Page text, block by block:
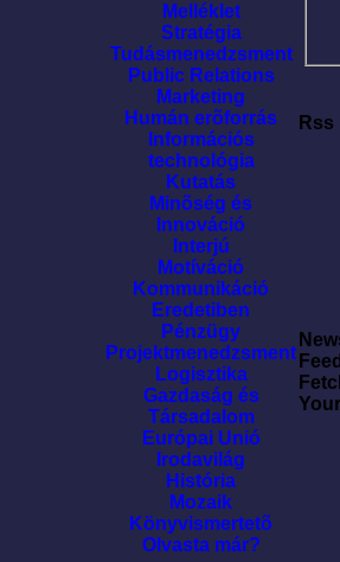
Melléklet
Stratégia
Tudásmenedzsment
Public Relations
Marketing
Humán erõforrás
Információs
technológia
Kutatás
Minõség és
Innováció
Interjú
Motíváció
Kommunikáció
Eredetiben
Pénzügy
Projektmenedzsment
Logisztika
Gazdaság és
Társadalom
Európai Unió
Irodavilág
História
Mozaik
Könyvismertetõ
Olvasta már?
Rss